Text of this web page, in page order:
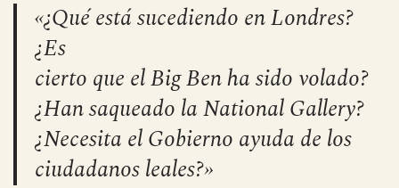
«¿Qué está sucediendo en Londres?
¿Es
cierto que el Big Ben ha sido volado?
¿Han saqueado la National Gallery?
¿Necesita el Gobierno ayuda de los
ciudadanos leales?»